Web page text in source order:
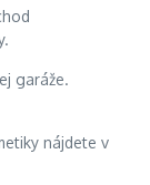
garáže.
nájdete v